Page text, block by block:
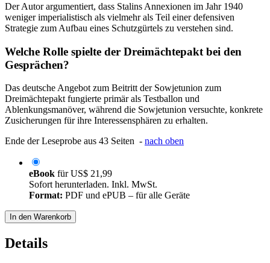
Der Autor argumentiert, dass Stalins Annexionen im Jahr 1940
weniger imperialistisch als vielmehr als Teil einer defensiven
Strategie zum Aufbau eines Schutzgürtels zu verstehen sind.
Welche Rolle spielte der Dreimächtepakt bei den
Gesprächen?
Das deutsche Angebot zum Beitritt der Sowjetunion zum
Dreimächtepakt fungierte primär als Testballon und
Ablenkungsmanöver, während die Sowjetunion versuchte, konkrete
Zusicherungen für ihre Interessensphären zu erhalten.
Ende der Leseprobe aus 43 Seiten - nach oben
eBook fürUS$ 21,99
Sofort herunterladen. Inkl. MwSt.
Format: PDF und ePUB – für alle Geräte
In den Warenkorb
Details